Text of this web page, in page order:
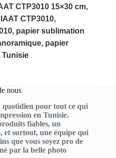
CTP3010 15×30 cm,
CTP3010,
papier sublimation
papier
Tunisie
nous
quotidien pour tout ce qui
en Tunisie.
fiables, un
et surtout, une équipe qui
que vous soyez pro de
par la belle photo